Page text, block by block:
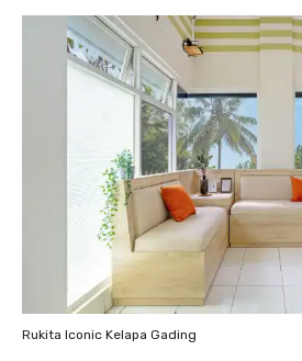
Rukita Iconic Kelapa Gading